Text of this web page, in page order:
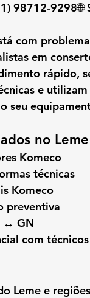
98712-9298🌐
com
em
rápido,
e utilizam
seu
no Leme
Komeco
técnicas
Komeco
preventiva
↔ GN
com
Leme e